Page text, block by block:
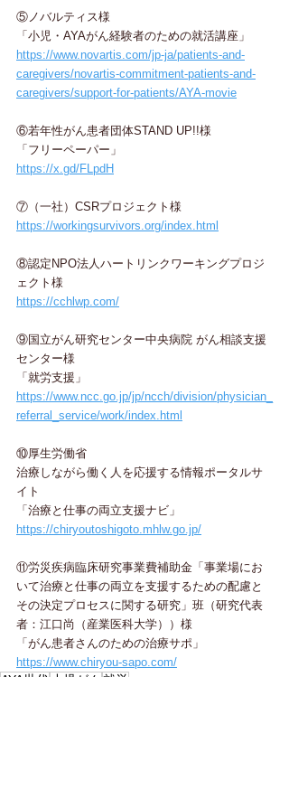
⑤ノバルティス様
「小児・AYAがん経験者のための就活講座」
https://www.novartis.com/jp-ja/patients-and-
caregivers/novartis-commitment-patients-and-
caregivers/support-for-patients/AYA-movie
⑥若年性がん患者団体STAND UP!!様
「フリーペーパー」
https://x.gd/FLpdH
⑦ （一社）CSRプロジェクト様
https://workingsurvivors.org/index.html
⑧認定NPO法人ハートリンクワーキングプロジ
ェクト様
https://cchlwp.com/
⑨国立がん研究センター中央病院 がん相談支援
センター様
「就労支援」
https://www.ncc.go.jp/jp/ncch/division/physician_
referral_service/work/index.html
⑩厚生労働省
治療しながら働く人を応援する情報ポータルサ
イト
「治療と仕事の両立支援ナビ」
https://chiryoutoshigoto.mhlw.go.jp/
⑪労災疾病臨床研究事業費補助金「事業場にお
いて治療と仕事の両立を支援するための配慮と
その決定プロセスに関する研究」班（研究代表
者：江口尚（産業医科大学））様
「がん患者さんのための治療サポ」
https://www.chiryou-sapo.com/
AYA世代 小児がん 就労